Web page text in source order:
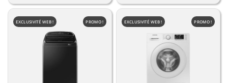
EXCLUSIVITÉ WEB ! PROMO ! EXCLUSIVITÉ WEB ! PROMO !